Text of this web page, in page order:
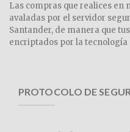
Las compras que realices en
avaladas por el servidor
Santander, de manera que
encriptados por la tecnología
PROTOCOLO DE